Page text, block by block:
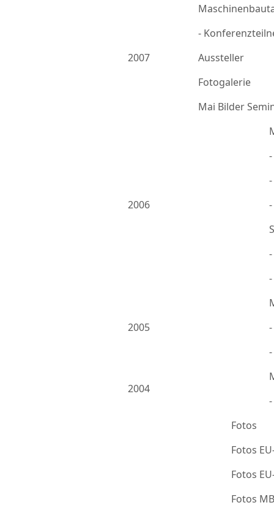
2007
-
Aussteller
Fotogalerie
Mai Bilder
2006
2005
2004
Fotos
Fotos
Fotos
Fotos